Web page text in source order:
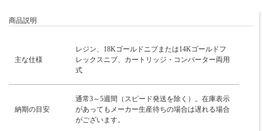
商品説明
主な仕様
レジン、18Kゴールドニブまたは14Kゴールドフ
レックスニブ、カートリッジ・コンバーター両用
式
納期の目安
通常3～5週間（スピード発送を除く）。在庫表示
があってもメーカー生産待ちの場合は遅れる場合
がございます。